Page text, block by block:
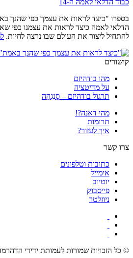
כבוד הדלאי לאמהּ ה-14
בספרו "כיצד לראות את עצמך כפי שהנך
הדלאי לאמה כיצד לראות את עצמנו כפי
להתחיל ליצור את העולם שבו נרצה לחיות.
קישורים
מהו בודהיזם
על מדיטציה
תרגול בודהיזם – סַנְגְהַה
מהי דאנה?!
תרומות
איך לעזור?
צרו קשר
כתובות וטלפונים
אימייל
יוטיוב
פייסבוק
ניוזלטר
© כל הזכויות שמורות לעמותת ידידי